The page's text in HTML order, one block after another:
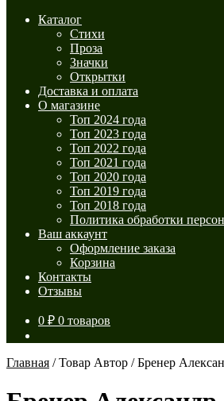
Каталог
Стихи
Проза
Значки
Открытки
Доставка и оплата
О магазине
Топ 2024 года
Топ 2023 года
Топ 2022 года
Топ 2021 года
Топ 2020 года
Топ 2019 года
Топ 2018 года
Политика обработки
Ваш аккаунт
Оформление заказа
Корзина
Контакты
Отзывы
0 ₽ 0 товаров
Главная /Товар Автор /Бренер